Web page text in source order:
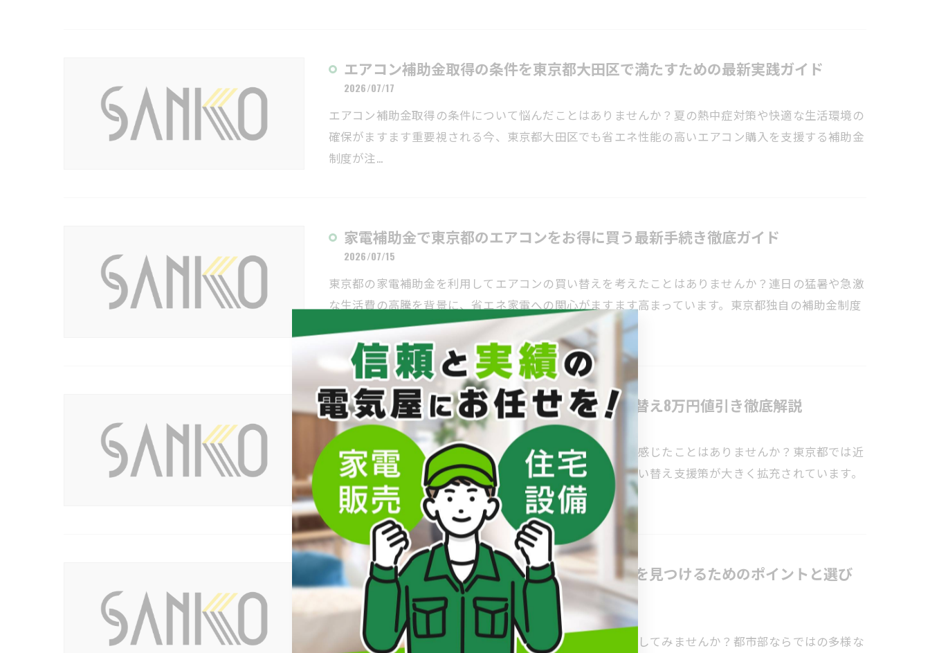
エアコン補助金取得の条件を東京都大田区で満たすための最新実践ガイド
2026/07/17
エアコン補助金取得の条件について悩んだことはありませんか？夏の熱中症対策や快適な生活環境の
確保がますます重要視される今、東京都大田区でも省エネ性能の高いエアコン購入を支援する補助金
制度が注…
家電補助金で東京都のエアコンをお得に買う最新手続き徹底ガイド
2026/07/15
東京都の家電補助金を利用してエアコンの買い替えを考えたことはありませんか？連日の猛暑や急激
な生活費の高騰を背景に、省エネ家電への関心がますます高まっています。東京都独自の補助金制度
では、パ…
家電補助金を活用した東京都のエアコン買い替え8万円値引き徹底解説
2026/07/14
最新の家電補助金やエアコンの買い替えに、不安や疑問を感じたことはありませんか？東京都では近
年、猛暑対策や熱中症予防、省エネ性能の高い家電への買い替え支援策が大きく拡充されています。
とくに省…
家電販売の求人情報で東京都で理想の働き方を見つけるためのポイントと選び
方
2026/06/30
東京都で理想の働き方を見つけるための家電販売求人を探してみませんか？都市部ならではの多様な